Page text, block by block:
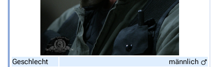
Geschlecht
männlich